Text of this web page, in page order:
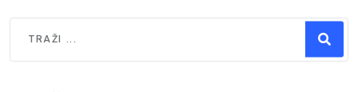
Type 2 or more characters for results.